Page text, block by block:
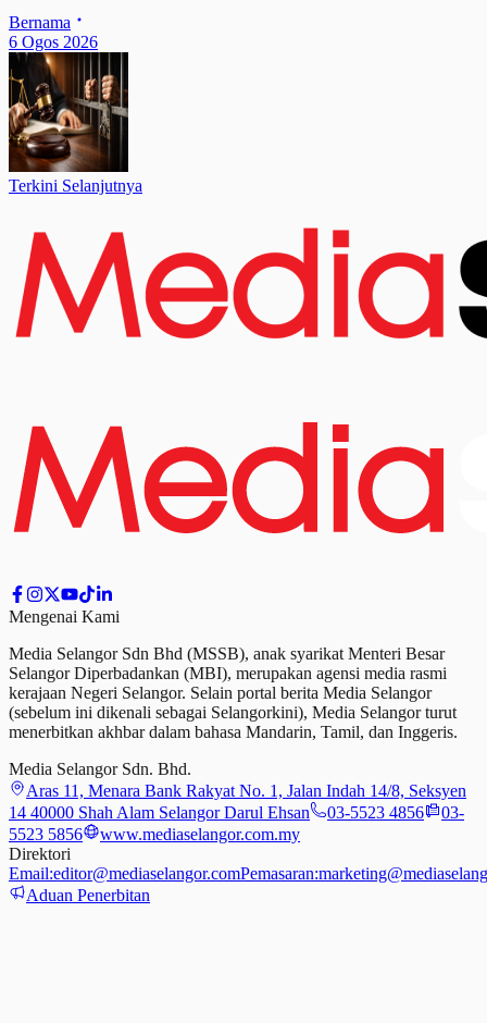
Bernama
6 Ogos 2026
Terkini Selanjutnya
Mengenai Kami
Media Selangor Sdn Bhd (MSSB), anak syarikat Menteri Besar
Selangor Diperbadankan (MBI), merupakan agensi media rasmi
kerajaan Negeri Selangor. Selain portal berita Media Selangor
(sebelum ini dikenali sebagai Selangorkini), Media Selangor turut
menerbitkan akhbar dalam bahasa Mandarin, Tamil, dan Inggeris.
Media Selangor Sdn. Bhd.
Aras 11, Menara Bank Rakyat No. 1, Jalan Indah 14/8, Seksyen
14 40000 Shah Alam Selangor Darul Ehsan
03-5523 4856
03-
5523 5856
www.mediaselangor.com.my
Direktori
Email:editor@mediaselangor.comPemasaran:
Aduan Penerbitan